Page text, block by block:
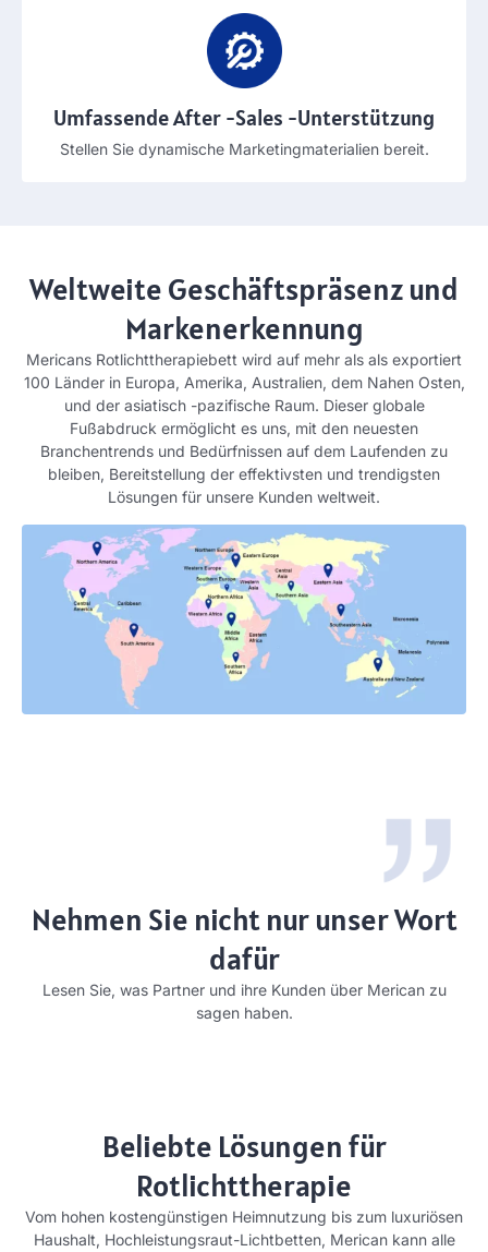
Umfassende After -Sales -Unterstützung
Stellen Sie dynamische Marketingmaterialien bereit.
Weltweite Geschäftspräsenz und
Markenerkennung
Mericans Rotlichttherapiebett wird auf mehr als als exportiert
100 Länder in Europa, Amerika, Australien, dem Nahen Osten,
und der asiatisch -pazifische Raum. Dieser globale
Fußabdruck ermöglicht es uns, mit den neuesten
Branchentrends und Bedürfnissen auf dem Laufenden zu
bleiben, Bereitstellung der effektivsten und trendigsten
Lösungen für unsere Kunden weltweit.
Nehmen Sie nicht nur unser Wort
dafür
Lesen Sie, was Partner und ihre Kunden über Merican zu
sagen haben.
Beliebte Lösungen für
Rotlichttherapie
Vom hohen kostengünstigen Heimnutzung bis zum luxuriösen
Haushalt, Hochleistungsraut-Lichtbetten, Merican kann alle